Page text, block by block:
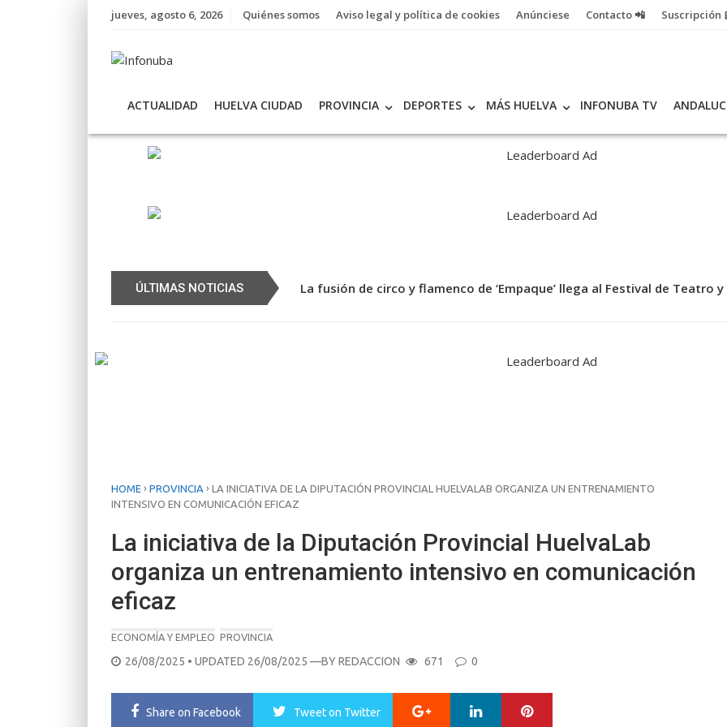
jueves, agosto 6, 2026 Quiénes somos Aviso legal y política de cookies Anúnciese Contacto 📲 Suscripción
ACTUALIDAD HUELVA CIUDAD PROVINCIA DEPORTES MÁS HUELVA INFONUBA TV
ÚLTIMAS NOTICIAS La fusión de circo y flamenco de ‘Empaque’ llega al Festival de Teatro
Una persona fallece en un accidente de tráfico en Villanueva de los
HOME › PROVINCIA › LA INICIATIVA DE LA DIPUTACIÓN PROVINCIAL HUELVALAB ORGANIZA UN ENTRENAMIENTO
INTENSIVO EN COMUNICACIÓN EFICAZ
La iniciativa de la Diputación Provincial HuelvaLab
organiza un entrenamiento intensivo en comunicación
eficaz
ECONOMÍA Y EMPLEO PROVINCIA
POSTED
26/08/2025 • UPDATED 26/08/2025 —BYREDACCION 671 0
Share on Facebook Tweeton Twitter Google+ LinkedIn